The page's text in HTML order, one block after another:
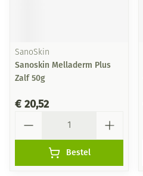
SanoSkin
Sanoskin Melladerm Plus
Zalf 50g
€ 20,52
Bestel